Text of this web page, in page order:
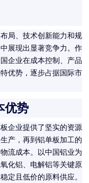
局、技术创新能力和规
展现出显著竞争力。作
企业在成本控制、产品
优势，逐步占据国际市
优势
企业提供了坚实的资源
产，再到铝单板加工的
流成本。以中国铝业为
化铝、电解铝等关键原
定且低价的原料供应。